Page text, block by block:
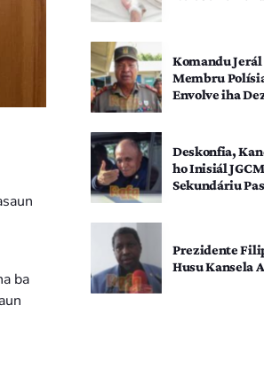
ba
Komandu
Membru
Envolve iha
Deskonfia,
ho Inisiál
Sekundáriu
Prezidente
Husu Kansela